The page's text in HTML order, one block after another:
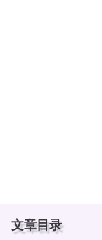
文章目录